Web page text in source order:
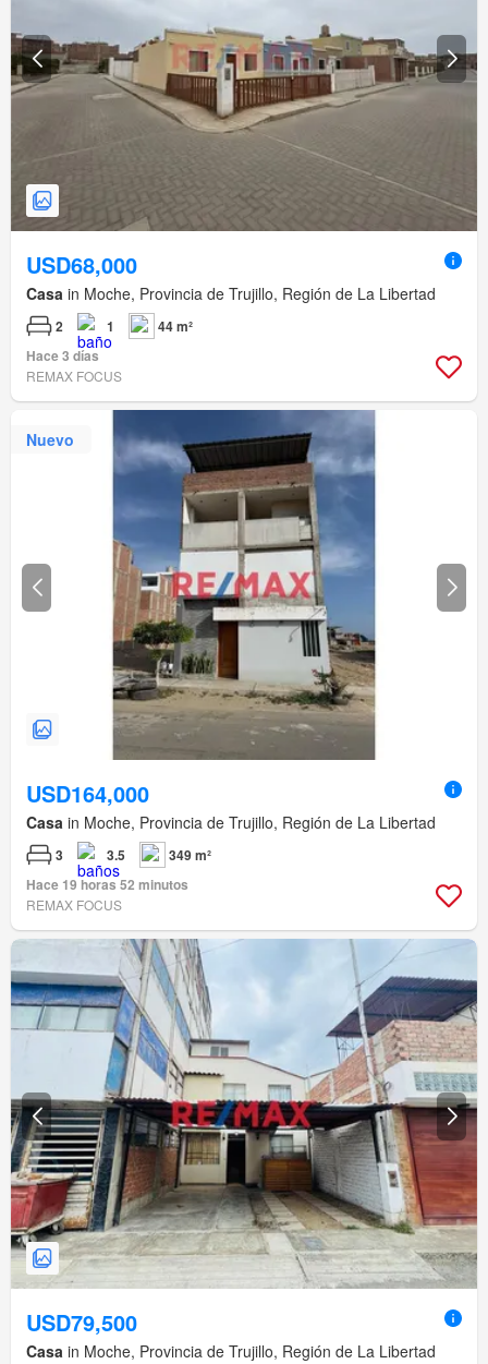
USD68,000
Casa in Moche, Provincia de Trujillo, Región de La Libertad
2 1
44 m²
Hace 3 días
REMAX FOCUS
Nuevo
USD164,000
Casa in Moche, Provincia de Trujillo, Región de La Libertad
3 3.5
349 m²
Hace 19 horas 52 minutos
REMAX FOCUS
USD79,500
Casa in Moche, Provincia de Trujillo, Región de La Libertad